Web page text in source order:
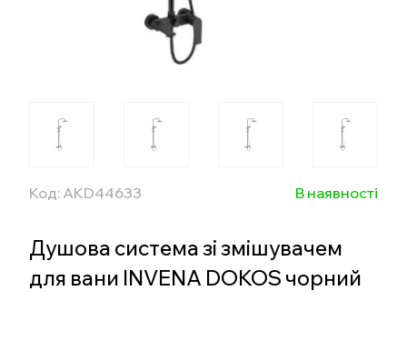
Код: AKD44633 В наявності
Душова система зі змішувачем
для вани INVENA DOKOS чорний